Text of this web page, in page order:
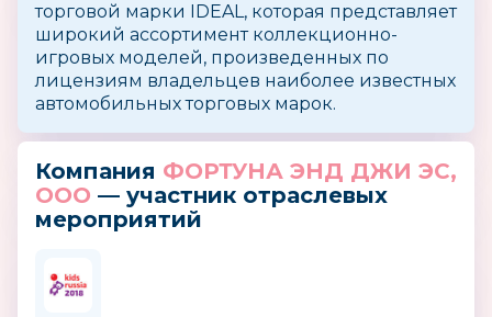
торговой марки IDEAL, которая представляет
широкий ассортимент коллекционно-
игровых моделей, произведенных по
лицензиям владельцев наиболее известных
автомобильных торговых марок.
Компания ФОРТУНА ЭНД ДЖИ ЭС,
ООО — участник отраслевых
мероприятий